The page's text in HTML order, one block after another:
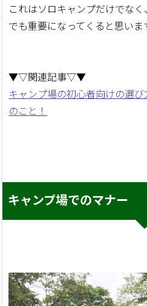
これはソロキャンプだけでな
でも重要になってくると思いま
▼▽関連記事▽▼
キャンプ場の初心者向けの選
のこと！
キャンプ場でのマナー